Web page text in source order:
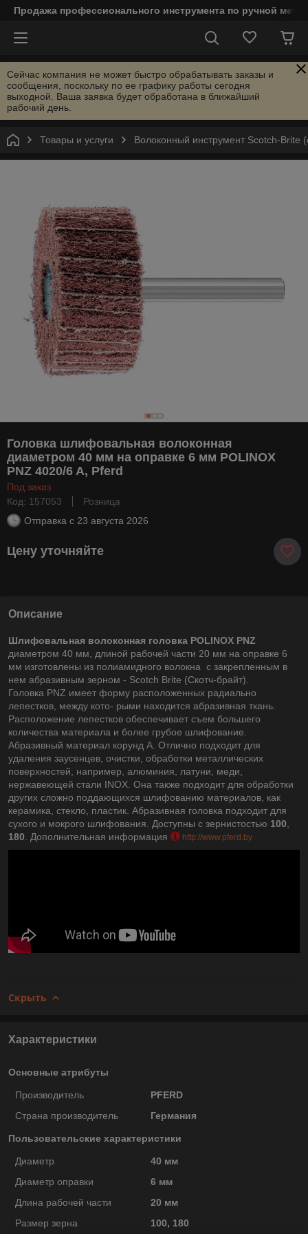
Продажа профессионального инструмента по ручной
Сейчас компания не может быстро обрабатывать заказы и
сообщения, поскольку по ее графику работы сегодня
выходной. Ваша заявка будет обработана в ближайший
рабочий день.
Товары и услуги Волоконный инструмент Scotch-Brite
Головка шлифовальная волоконная
диаметром 40 мм на оправке 6 мм POLINOX
PNZ 4020/6 A, Pferd
Под заказ
Код: 157053
Розница
Отправка с 23 августа 2026
Цену уточняйте
Описание
Шлифовальная волоконная головка POLINOX PNZ
диаметром 40 мм, длиной рабочей части 20 мм на оправке 6
мм изготовлены из полиамидного волокна с закрепленным в
нем абразивным зерном - Scotch Brite (Скотч-брайт).
Головка PNZ имеет форму расположенных радиально
лепестков, между кото- рыми находится абразивная ткань.
Расположение лепестков обеспечивает съем большего
количества материала и более грубое шлифование.
Абразивный материал корунд А. Отлично подходит для
удаления заусенцев, очистки, обработки металлических
поверхностей, например, алюминия, латуни, меди,
нержавеющей стали INOX. Она также подходит для обработки
других сложно поддающихся шлифованию материалов, как
керамика, стекло, пластик. Абразивная головка подходит для
сухого и мокрого шлифования. Доступны с зернистостью 100
180 . Дополнительная информация http://www.pferd.by
Скрыть
Характеристики
Основные атрибуты
Производитель
PFERD
Страна производитель
Германия
Пользовательские характеристики
Диаметр
40 мм
Диаметр оправки
6 мм
Длина рабочей части
20 мм
Размер зерна
100, 180